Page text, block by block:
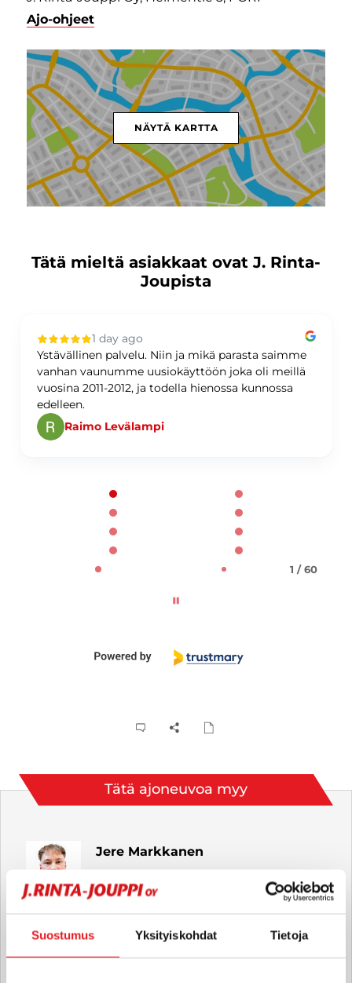
Suostumus Yksityiskohdat Tietoja
Ajo-ohjeet
NÄYTÄ KARTTA
Tätä mieltä asiakkaat ovat J. Rinta-
Joupista
1 day ago
Ystävällinen palvelu. Niin ja mikä parasta saimme
vanhan vaunumme uusiokäyttöön joka oli meillä
vuosina 2011-2012, ja todella hienossa kunnossa
edelleen.
Raimo Levälampi
1 / 60
Tätä ajoneuvoa myy
Jere Markkanen
jere.markkanen @rintajouppi.fi
040 711 3920